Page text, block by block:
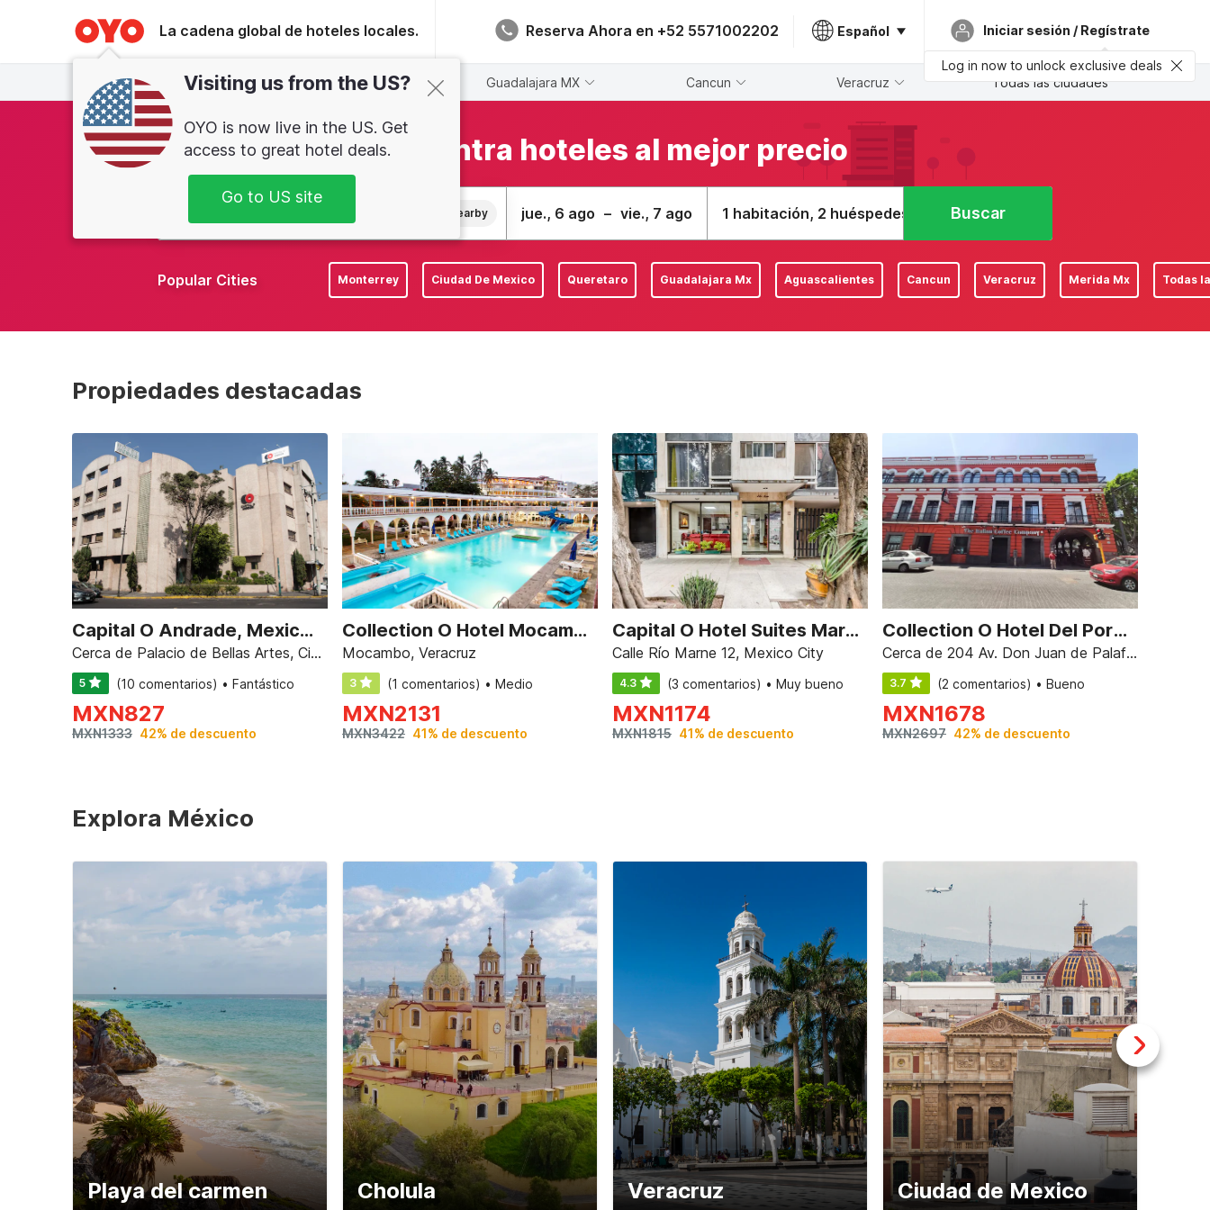
La cadena global de hoteles locales. Reserva Ahora en +52 5571002202 Español Iniciar sesión / Regístrate
Log in now to unlock exclusive deals
Monterrey
Ciudad De Mexico Guadalajara MX Cancun Veracruz Todas las ciudades
Encuentra hoteles al mejor precio
nearby jue., 6 ago – vie., 7 ago 1 habitación, 2 huéspedes Buscar
Popular Cities Monterrey Ciudad De Mexico Queretaro Guadalajara Mx Aguascalientes Cancun Veracruz Merida Mx Todas
Propiedades destacadas
Capital O Andrade, Mexico City
Cerca de Palacio de Bellas Artes, Ciudad de México
5 (10 comentarios) • Fantástico
MXN827
MXN1333 42% de descuento
Collection O Hotel Mocambo, Boca del Río
Mocambo, Veracruz
3 (1 comentarios) • Medio
MXN2131
MXN3422 41% de descuento
Capital O Hotel Suites Marne, Mexico City
Calle Río Marne 12, Mexico City
4.3 (3 comentarios) • Muy bueno
MXN1174
MXN1815 41% de descuento
Collection O Hotel Del Portal, Puebla
Cerca de 204 Av. Don Juan de Palafox y. Mendoza, Puebla
3.7 (2 comentarios) • Bueno
MXN1678
MXN2697 42% de descuento
Explora México
Playa del carmen Cholula Veracruz Ciudad de Mexico
Visiting us from the US?
OYO is now live in the US. Get
access to great hotel deals.
Go to US site